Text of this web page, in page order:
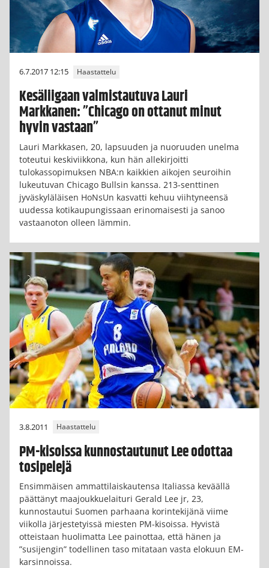
6.7.2017 12:15 Haastattelu
Kesäliigaan valmistautuva Lauri
Markkanen: ”Chicago on ottanut minut
hyvin vastaan”
Lauri Markkasen, 20, lapsuuden ja nuoruuden unelma
toteutui keskiviikkona, kun hän allekirjoitti
tulokassopimuksen NBA:n kaikkien aikojen seuroihin
lukeutuvan Chicago Bullsin kanssa. 213-senttinen
jyväskyläläisen HoNsUn kasvatti kehuu viihtyneensä
uudessa kotikaupungissaan erinomaisesti ja sanoo
vastaanoton olleen lämmin.
3.8.2011 Haastattelu
PM-kisoissa kunnostautunut Lee odottaa
tosipelejä
Ensimmäisen ammattilaiskautensa Italiassa keväällä
päättänyt maajoukkuelaituri Gerald Lee jr, 23,
kunnostautui Suomen parhaana korintekijänä viime
viikolla järjestetyissä miesten PM-kisoissa. Hyvistä
otteistaan huolimatta Lee painottaa, että hänen ja
”susijengin” todellinen taso mitataan vasta elokuun EM-
karsinnoissa.